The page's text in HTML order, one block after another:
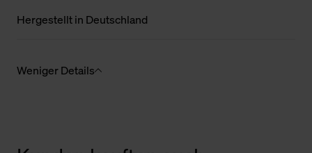
Hergestellt in Deutschland
Weniger Details